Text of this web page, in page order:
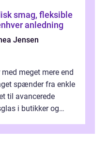
smag, fleksible
anledning
Jensen
meget mere end
spænder fra enkle
til avancerede
i butikker og